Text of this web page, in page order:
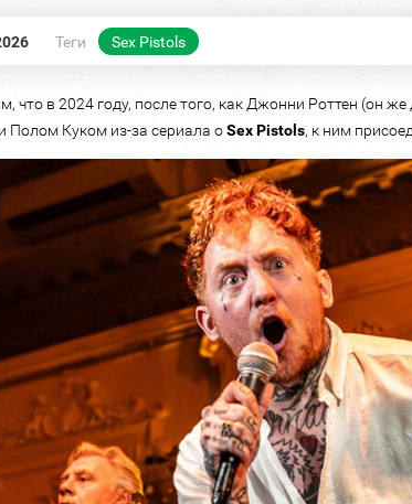
Теги Sex Pistols
что в 2024 году, после того, как Джонни Роттен (он
Полом Куком из-за сериала оSex Pistols, к ним